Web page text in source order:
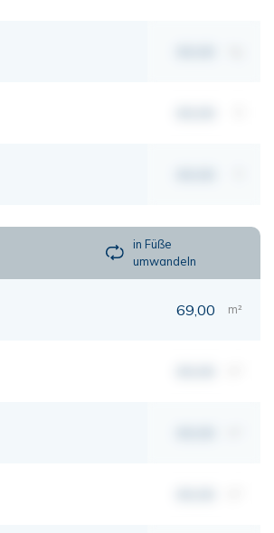
in Füße
umwandeln
69,00 m²